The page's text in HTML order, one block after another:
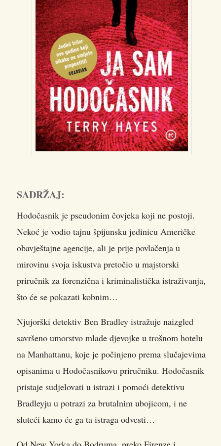
SADRŽAJ:
Hodočasnik je pseudonim čovjeka koji ne postoji.
Nekoć je vodio tajnu špijunsku jedinicu Američke
obavještajne agencije, ali je prije povlačenja u
mirovinu svoja iskustva pretočio u majstorski
priručnik za forenzična i kriminalistička istraživanja,
što će se pokazati kobnim…
Njujorški detektiv Ben Bradley istražuje naizgled
savršeno umorstvo mlade djevojke u trošnom hotelu
na Manhattanu, koje je počinjeno prema slučajevima
opisanima u Hodočasnikovu priručniku. Hodočasnik
pristaje sudjelovati u istrazi i pomoći detektivu
Bradleyju u potrazi za brutalnim ubojicom, i ne
sluteći kamo će ga ta istraga odvesti…